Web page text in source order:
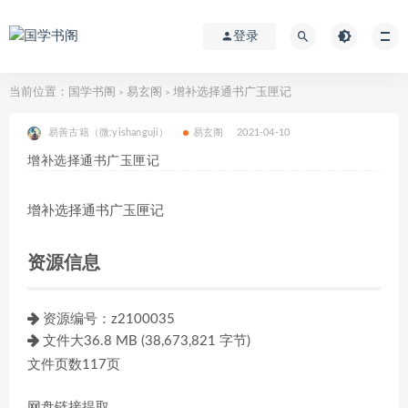
登录
当前位置： 国学书阁 > 易玄阁 > 增补选择通书广玉匣记
易善古籍（微:yishanguji） 易玄阁 2021-04-10
增补选择通书广玉匣记
增补选择通书广玉匣记
资源信息
资源编号： z2100035
文件大36.8 MB (38,673,821 字节)
文件页数117页